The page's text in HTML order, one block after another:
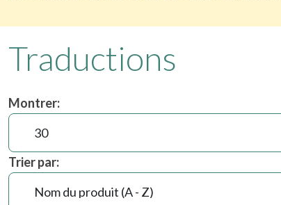
Traductions
Montrer:
Trier par: